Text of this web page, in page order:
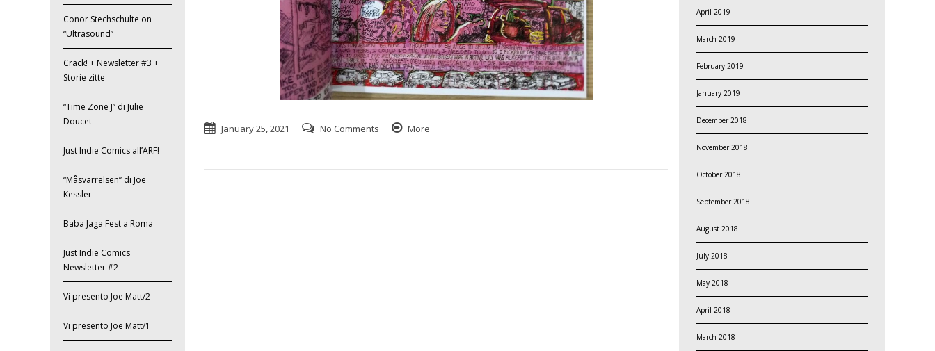
January 25, 2021 No Comments More
Conor Stechschulte on
“Ultrasound”
Crack! + Newsletter #3 +
Storie zitte
“Time Zone J” di Julie
Doucet
Just Indie Comics all’ARF!
“Måsvarrelsen” di Joe
Kessler
Baba Jaga Fest a Roma
Just Indie Comics
Newsletter #2
Vi presento Joe Matt/2
Vi presento Joe Matt/1
April 2019
March 2019
February 2019
January 2019
December 2018
November 2018
October 2018
September 2018
August 2018
July 2018
May 2018
April 2018
March 2018